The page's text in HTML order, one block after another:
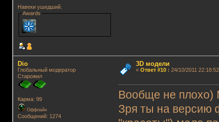
Навеки ушедший.
Awards
Dio
Глобальный модератор
Старожил
Карма: 99
Оффлайн
Сообщений: 1274
3D модели
« Ответ #10: 24/10/2011
Вообще не плохо)
Зря ты на версию